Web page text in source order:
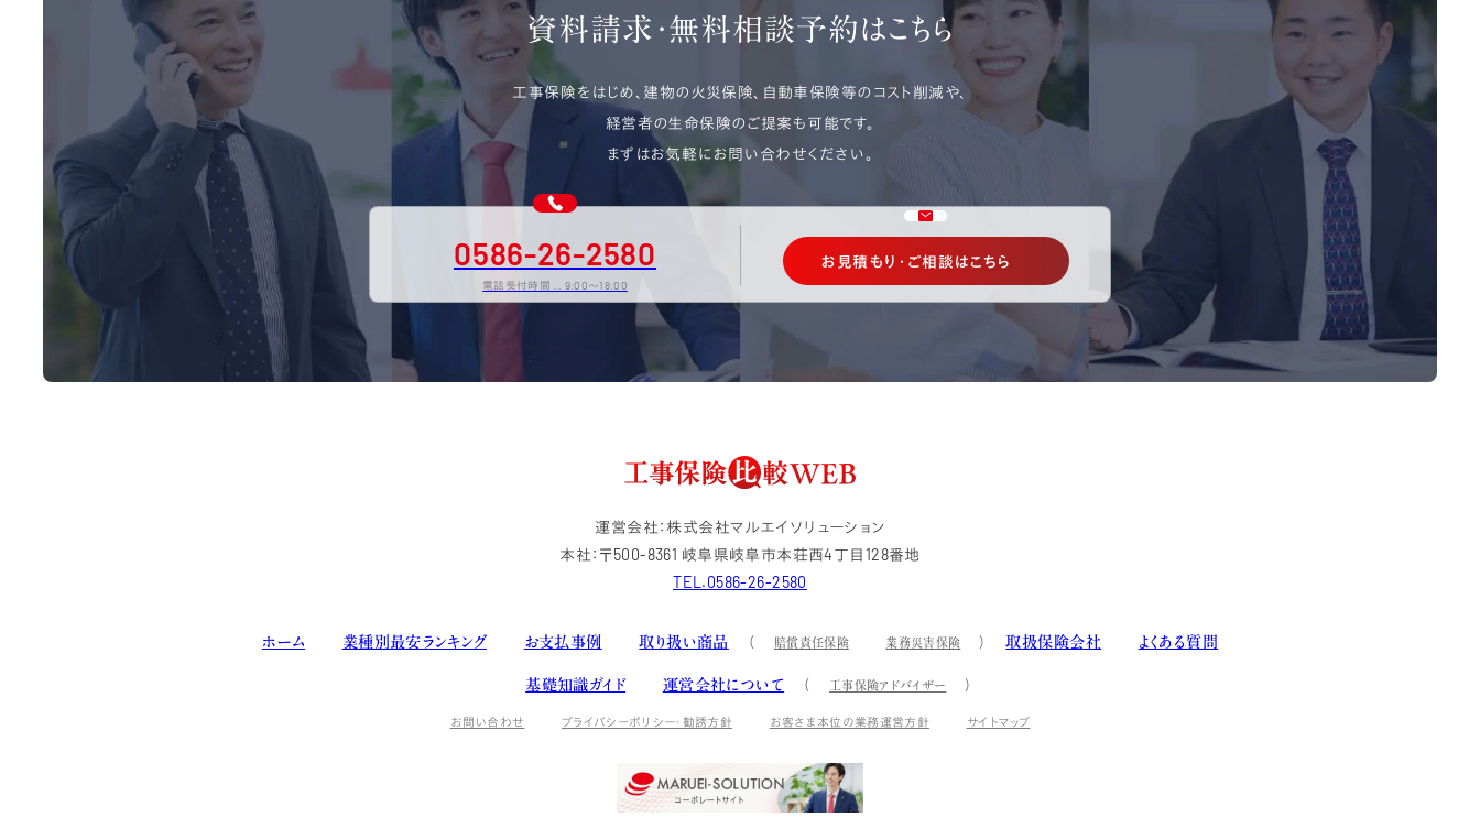
資料請求・無料相談予約はこちら
工事保険をはじめ、建物の火災保険、 自動車保険等のコスト削減や、
経営者の生命保険のご提案も可能です。
まずはお気軽にお問い合わせください。
0586-26-2580
電話受付時間 … 9:00〜18:00
お見積もり・ご相談はこちら
運営会社：株式会社マルエイソリューション
本社：〒500-8361 岐阜県岐阜市本荘西4丁目128番地
TEL.0586-26-2580
ホーム 業種別最安ランキング お支払事例 取り扱い商品 賠償責任保険 業務災害保険 取扱保険会社 よくある質問
基礎知識ガイド 運営会社について 工事保険アドバイザー
お問い合わせ プライバシーポリシー・勧誘方針 お客さま本位の業務運営方針 サイトマップ